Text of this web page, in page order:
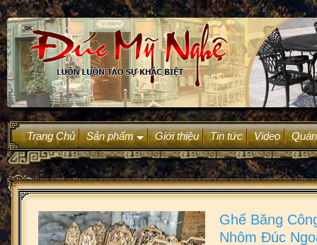
Trang Chủ
+
Sản phẩm Giới thiệu Tin tức Video
Ghế Băng
Nhôm Đúc